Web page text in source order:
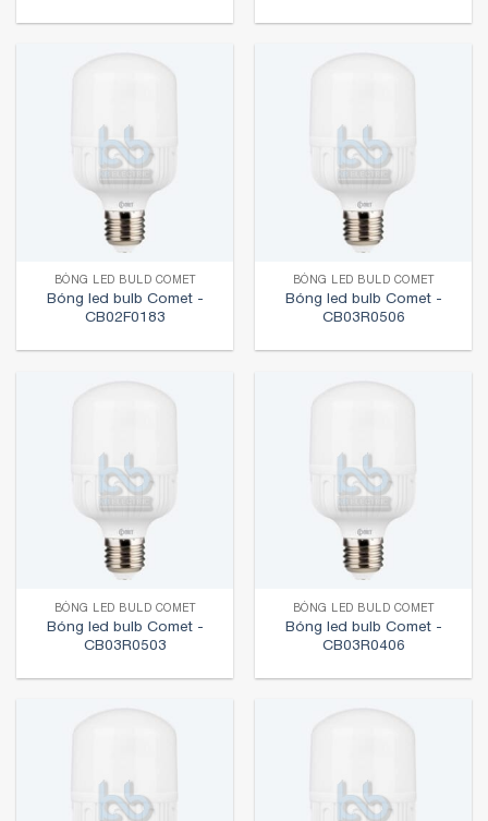
BÓNG LED BULD COMET
Bóng led bulb Comet -
CB02F0183
BÓNG LED BULD COMET
Bóng led bulb Comet -
CB03R0506
BÓNG LED BULD COMET
Bóng led bulb Comet -
CB03R0503
BÓNG LED BULD COMET
Bóng led bulb Comet -
CB03R0406